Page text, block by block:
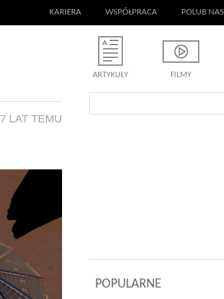
KARIERA WSPÓŁPRACA POLUB
ARTYKUŁY FILMY
7 LAT TEMU
POPULARNE